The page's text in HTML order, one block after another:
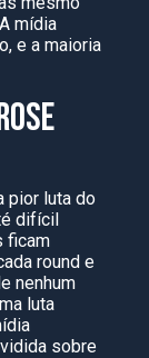
mídia
e a maioria
pior luta do
difícil
ficam
round e
nenhum
luta
sobre